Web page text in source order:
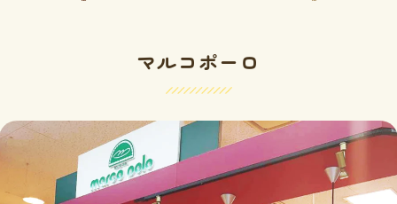
マルコポーロ